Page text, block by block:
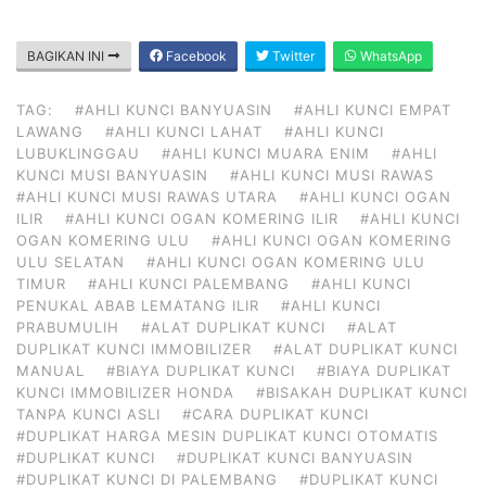
BAGIKAN INI Facebook Twitter WhatsApp
TAG: #AHLI KUNCI BANYUASIN
#AHLI KUNCI EMPAT
LAWANG
#AHLI KUNCI LAHAT
#AHLI KUNCI
LUBUKLINGGAU
#AHLI KUNCI MUARA ENIM
#AHLI
KUNCI MUSI BANYUASIN
#AHLI KUNCI MUSI RAWAS
#AHLI KUNCI MUSI RAWAS UTARA
#AHLI KUNCI OGAN
ILIR
#AHLI KUNCI OGAN KOMERING ILIR
#AHLI KUNCI
OGAN KOMERING ULU
#AHLI KUNCI OGAN KOMERING
ULU SELATAN
#AHLI KUNCI OGAN KOMERING ULU
TIMUR
#AHLI KUNCI PALEMBANG
#AHLI KUNCI
PENUKAL ABAB LEMATANG ILIR
#AHLI KUNCI
PRABUMULIH
#ALAT DUPLIKAT KUNCI
#ALAT
DUPLIKAT KUNCI IMMOBILIZER
#ALAT DUPLIKAT KUNCI
MANUAL
#BIAYA DUPLIKAT KUNCI
#BIAYA DUPLIKAT
KUNCI IMMOBILIZER HONDA
#BISAKAH DUPLIKAT KUNCI
TANPA KUNCI ASLI
#CARA DUPLIKAT KUNCI
#DUPLIKAT HARGA MESIN DUPLIKAT KUNCI OTOMATIS
#DUPLIKAT KUNCI
#DUPLIKAT KUNCI BANYUASIN
#DUPLIKAT KUNCI DI PALEMBANG
#DUPLIKAT KUNCI